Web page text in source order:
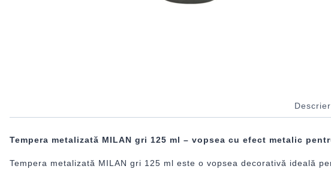
Tempera metalizată MILAN gri 125 ml – vopsea cu efect metalic
Tempera metalizată MILAN gri 125 ml este o vopsea decorativă ideală